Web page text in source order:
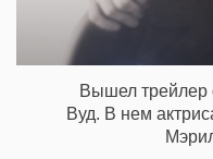
Вышел трейлер
Вуд. В нем